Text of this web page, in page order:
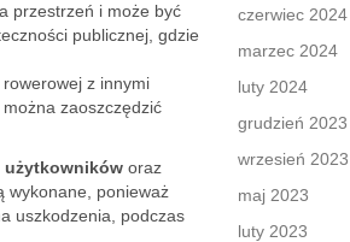
przestrzeń i może być
publicznej, gdzie
z innymi
zaoszczędzić
oraz
wykonane, ponieważ
uszkodzenia, podczas
czerwiec 2024
marzec 2024
luty 2024
grudzień 2023
wrzesień 2023
maj 2023
luty 2023